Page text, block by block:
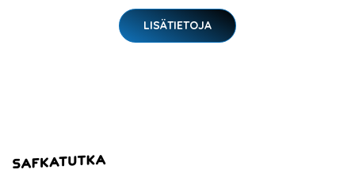
LISÄTIETOJA